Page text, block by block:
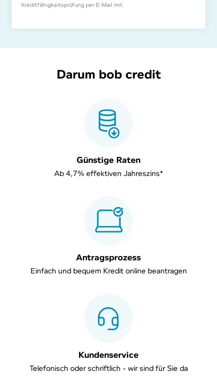
Kreditfähigkeitsprüfung per E-Mail mit.
Darum bob credit
Günstige Raten
Ab 4,7% effektiven Jahreszins*
An­trags­pro­zess
Einfach und bequem Kredit online beantragen
Kun­den­ser­vice
Telefonisch oder schriftlich - wir sind für Sie da